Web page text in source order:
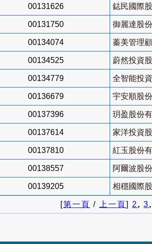
00131626 鋕民國際
00131750 御麗達股
00134074 蓁美管理
00134525 蔚然投資
00134779 全智能投
00136679 宇安順股
00137396 玥盈股份
00137614 家洋投資
00137810 紅玉股份
00138557 阿爾波股
00139205 相穩國際
[第一頁 / 上一頁] 2, 3